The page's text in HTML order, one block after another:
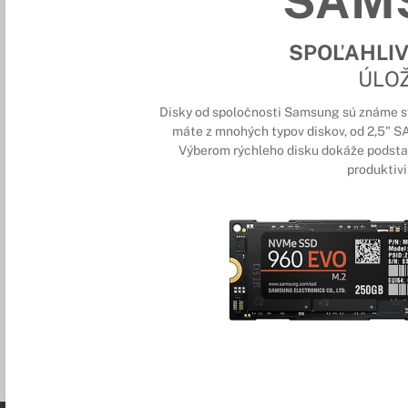
Disky od spoločnosti Samsung sú známe
máte z mnohých typov diskov, od 2,5"
Výberom rýchleho disku dokáže